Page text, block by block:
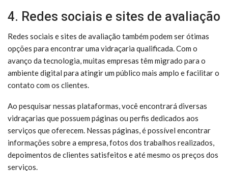
4. Redes sociais e sites de avaliação
Redes sociais e sites de avaliação também podem ser ótimas
opções para encontrar uma vidraçaria qualificada. Com o
avanço da tecnologia, muitas empresas têm migrado para o
ambiente digital para atingir um público mais amplo e facilitar o
contato com os clientes.
Ao pesquisar nessas plataformas, você encontrará diversas
vidraçarias que possuem páginas ou perfis dedicados aos
serviços que oferecem. Nessas páginas, é possível encontrar
informações sobre a empresa, fotos dos trabalhos realizados,
depoimentos de clientes satisfeitos e até mesmo os preços dos
serviços.